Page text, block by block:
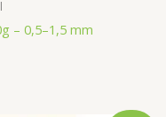
– 0,5–1,5 mm